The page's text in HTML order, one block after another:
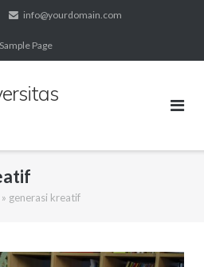
info@yourdomain.com
Sample Page
generasi kreatif